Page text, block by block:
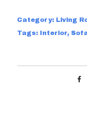
r
y
f
Category: Living
Tags:
Interior,